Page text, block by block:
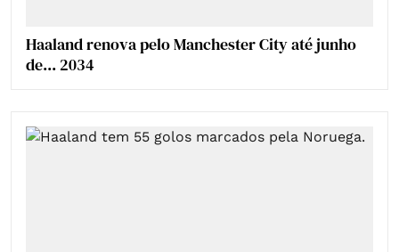
Haaland renova pelo Manchester City até junho
de... 2034